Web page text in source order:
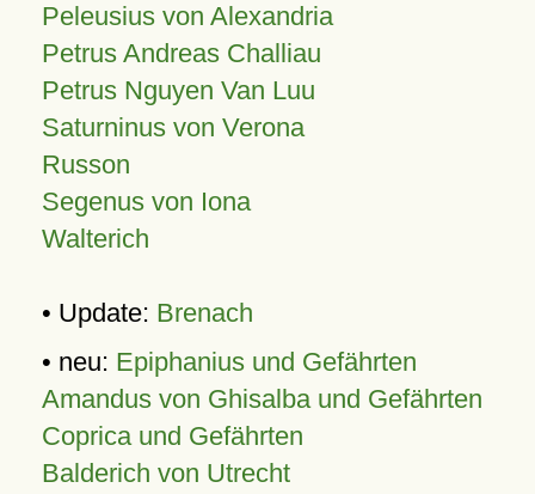
Peleusius von Alexandria
Petrus Andreas Challiau
Petrus Nguyen Van Luu
Saturninus von Verona
Russon
Segenus von Iona
Walterich
• Update: Brenach
• neu: Epiphanius und Gefährten
Amandus von Ghisalba und Gefährten
Coprica und Gefährten
Balderich von Utrecht